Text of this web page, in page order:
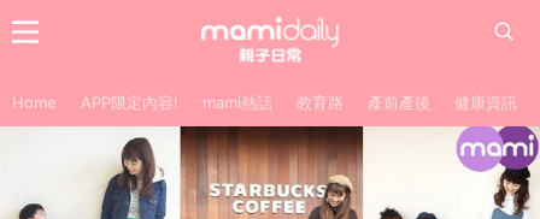
Home APP限定內容! mami熱話 教育路 產前產後 健康資訊